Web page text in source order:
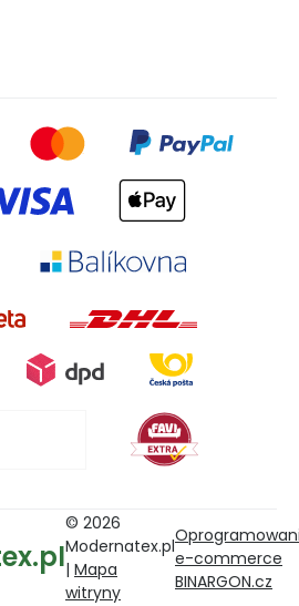
© 2026
Modernatex.pl
| Mapa
witryny
e-commerce
BINARGON.cz